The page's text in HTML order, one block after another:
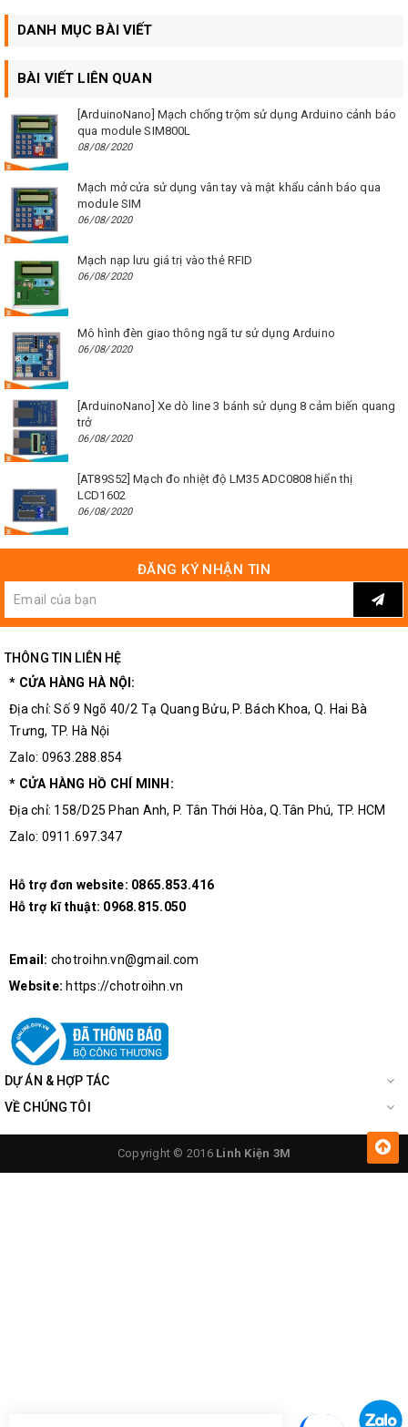
DANH MỤC BÀI VIẾT
BÀI VIẾT LIÊN QUAN
[ArduinoNano] Mạch chống trộm sử dụng Arduino cảnh báo
qua module SIM800L
08/08/2020
Mạch mở cửa sử dụng vân tay và mật khẩu cảnh báo qua
module SIM
06/08/2020
Mạch nạp lưu giá trị vào thẻ RFID
06/08/2020
Mô hình đèn giao thông ngã tư sử dụng Arduino
06/08/2020
[ArduinoNano] Xe dò line 3 bánh sử dụng 8 cảm biến quang
trở
06/08/2020
[AT89S52] Mạch đo nhiệt độ LM35 ADC0808 hiển thị
LCD1602
06/08/2020
ĐĂNG KÝ NHẬN TIN
THÔNG TIN LIÊN HỆ
* CỬA HÀNG HÀ NỘI:
Địa chỉ: Số 9 Ngõ 40/2 Tạ Quang Bửu, P. Bách Khoa, Q. Hai Bà
Trưng, TP. Hà Nội
Zalo: 0963.288.854
* CỬA HÀNG HỒ CHÍ MINH:
Địa chỉ: 158/D25 Phan Anh, P. Tân Thới Hòa, Q.Tân Phú, TP. HCM
Zalo: 0911.697.347
Hỗ trợ đơn website: 0865.853.416
Hỗ trợ kĩ thuật: 0968.815.050
Email: chotroihn.vn@gmail.com
Website: https://chotroihn.vn
DỰ ÁN & HỢP TÁC
VỀ CHÚNG TÔI
Copyright © 2016 Linh Kiện 3M